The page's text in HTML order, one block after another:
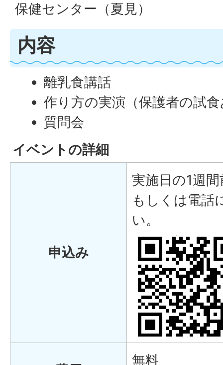
保健センター（夏見）
内容
離乳食講話
作り方の実演（保護者の試
質問会
イベントの詳細
申込み
実施日の1週
もしくは電話
い。
無料